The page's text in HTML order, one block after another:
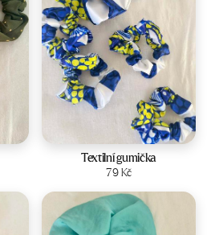
Textilní gumička
79Kč
Zobrazit produkt